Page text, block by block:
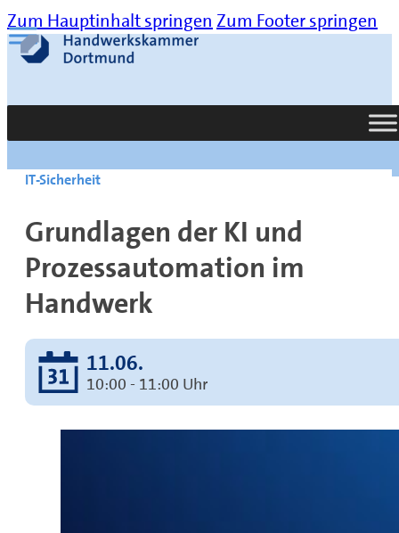
Zum Hauptinhalt springen Zum Footer springen
Suche
IT-Sicherheit
Grundlagen der KI und
Prozessautomation im
Handwerk
11.06.
10:00 - 11:00 Uhr